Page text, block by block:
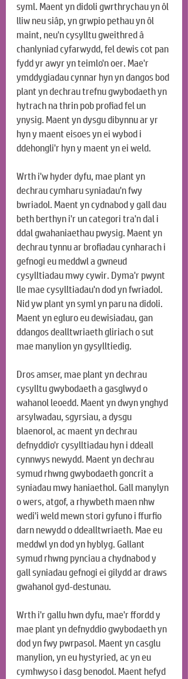
syml. Maent yn didoli gwrthrychau yn ôl
lliw neu siâp, yn grwpio pethau yn ôl
maint, neu'n cysylltu gweithred â
chanlyniad cyfarwydd, fel dewis cot pan
fydd yr awyr yn teimlo'n oer. Mae'r
ymddygiadau cynnar hyn yn dangos bod
plant yn dechrau trefnu gwybodaeth yn
hytrach na thrin pob profiad fel un
ynysig. Maent yn dysgu dibynnu ar yr
hyn y maent eisoes yn ei wybod i
ddehongli'r hyn y maent yn ei weld.
Wrth i'w hyder dyfu, mae plant yn
dechrau cymharu syniadau'n fwy
bwriadol. Maent yn cydnabod y gall dau
beth berthyn i'r un categori tra'n dal i
ddal gwahaniaethau pwysig. Maent yn
dechrau tynnu ar brofiadau cynharach i
gefnogi eu meddwl a gwneud
cysylltiadau mwy cywir. Dyma'r pwynt
lle mae cysylltiadau'n dod yn fwriadol.
Nid yw plant yn syml yn paru na didoli.
Maent yn egluro eu dewisiadau, gan
ddangos dealltwriaeth gliriach o sut
mae manylion yn gysylltiedig.
Dros amser, mae plant yn dechrau
cysylltu gwybodaeth a gasglwyd o
wahanol leoedd. Maent yn dwyn ynghyd
arsylwadau, sgyrsiau, a dysgu
blaenorol, ac maent yn dechrau
defnyddio'r cysylltiadau hyn i ddeall
cynnwys newydd. Maent yn dechrau
symud rhwng gwybodaeth goncrit a
syniadau mwy haniaethol. Gall manylyn
o wers, atgof, a rhywbeth maen nhw
wedi'i weld mewn stori gyfuno i ffurfio
darn newydd o ddealltwriaeth. Mae eu
meddwl yn dod yn hyblyg. Gallant
symud rhwng pynciau a chydnabod y
gall syniadau gefnogi ei gilydd ar draws
gwahanol gyd-destunau.
Wrth i'r gallu hwn dyfu, mae'r ffordd y
mae plant yn defnyddio gwybodaeth yn
dod yn fwy pwrpasol. Maent yn casglu
manylion, yn eu hystyried, ac yn eu
cymhwyso i dasg benodol. Maent hefyd